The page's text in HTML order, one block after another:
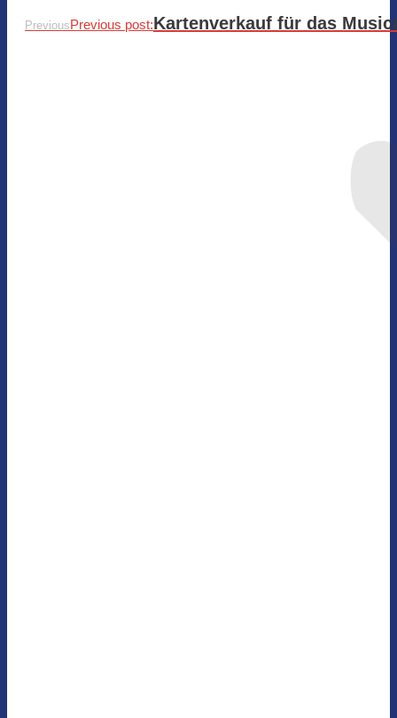
PreviousPrevious post:Kartenverkauf für das